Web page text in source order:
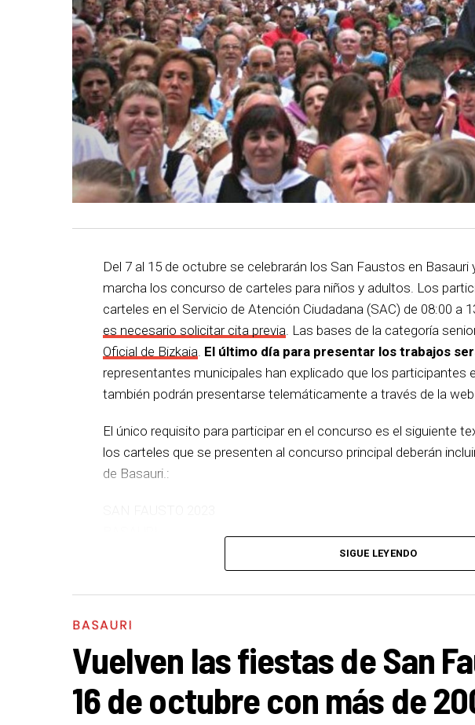
Del 7 al 15 de octubre se celebrarán los San Faustos en
marcha los concurso de carteles para niños y adultos. Los
carteles en el Servicio de Atención Ciudadana (SAC) de 08:00 a
es necesario solicitar cita previa . Las bases de la categoría
Oficial de Bizkaia El último día para presentar los trabajos
representantes municipales han explicado que los participantes
también podrán presentarse telemáticamente a través de la web
El único requisito para participar en el concurso es el siguiente
los carteles que se presenten al concurso principal deberán
de Basauri.:
SIGUE LEYENDO
BASAURI
Vuelven las fiestas de San
16 de octubre con más de